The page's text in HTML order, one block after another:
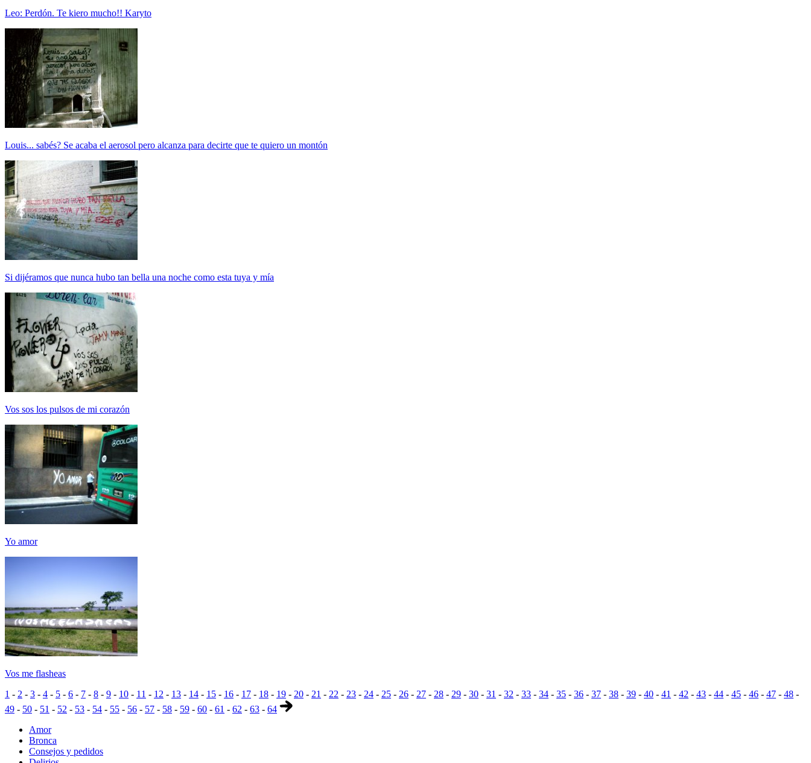
Leo: Perdón. Te kiero mucho!! Karyto
Louis... sabés? Se acaba el aerosol pero alcanza para decirte que te quiero un montón
Si dijéramos que nunca hubo tan bella una noche como esta tuya y mía
Vos sos los pulsos de mi corazón
Yo amor
Vos me flasheas
1 - 2 - 3 - 4 - 5 - 6 - 7 - 8 - 9 - 10 - 11 - 12 - 13 - 14 - 15 - 16 - 17 - 18 - 19 - 20 - 21 - 22 - 23 - 24 - 25 - 26 - 27 - 28 - 29 - 30 - 31 - 32 - 33 - 34 - 35 - 36 - 37 - 38 - 39 - 40 - 41 - 42 - 43 - 44 - 45 - 46 - 47 - 48 -
49 - 50 - 51 - 52 - 53 - 54 - 55 - 56 - 57 - 58 - 59 - 60 - 61 - 62 - 63 - 64
Amor
Bronca
Consejos y pedidos